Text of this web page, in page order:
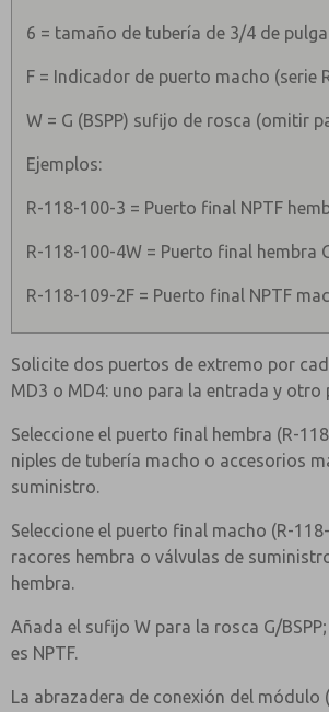
6 = tamaño de tubería de 3/4 de
F = Indicador de puerto macho (serie
W = G (BSPP) sufijo de rosca (omitir
Ejemplos:
R-118-100-3 = Puerto final NPTF
R-118-100-4W = Puerto final hembra
R-118-109-2F = Puerto final NPTF
Solicite dos puertos de extremo por
MD3 o MD4: uno para la entrada y otro
Seleccione el puerto final hembra (R-
niples de tubería macho o accesorios
suministro.
Seleccione el puerto final macho (R-
racores hembra o válvulas de
hembra.
Añada el sufijo W para la rosca G/
es NPTF.
La abrazadera de conexión del módulo